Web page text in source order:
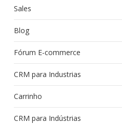
Sales
Blog
Fórum E-commerce
CRM para Industrias
Carrinho
CRM para Indústrias